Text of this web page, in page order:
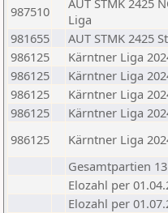
987510
AUT STMK 2425
Liga
981655
AUT STMK 2425
986125
Kärntner Liga
986125
Kärntner Liga
986125
Kärntner Liga
986125
Kärntner Liga
986125
Kärntner Liga
Gesamtpartien 13
Elozahl per
Elozahl per